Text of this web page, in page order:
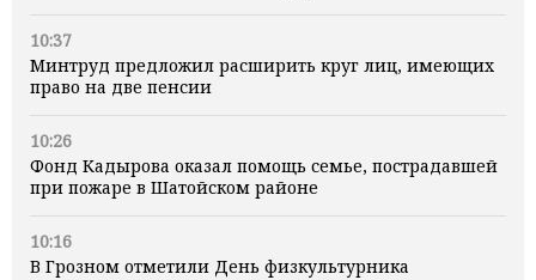
10:37
Минтруд предложил расширить круг лиц, имеющих
право на две пенсии
10:26
Фонд Кадырова оказал помощь семье, пострадавшей
при пожаре в Шатойском районе
10:16
В Грозном отметили День физкультурника